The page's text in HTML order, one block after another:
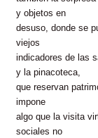
y objetos en
desuso, donde se
viejos
indicadores de las
y la pinacoteca,
que reservan
impone
algo que la visita
sociales no